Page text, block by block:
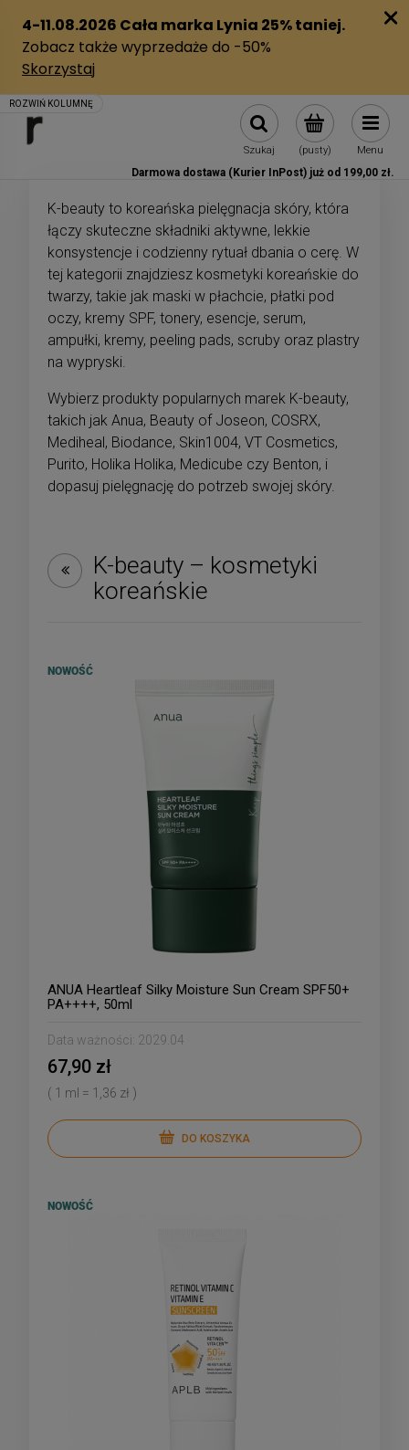
(pusty)
Szukaj Menu
Darmowa dostawa (Kurier InPost) już od 199,00 zł.
K-beauty to koreańska pielęgnacja skóry, która
łączy skuteczne składniki aktywne, lekkie
konsystencje i codzienny rytuał dbania o cerę. W
tej kategorii znajdziesz kosmetyki koreańskie do
twarzy, takie jak maski w płachcie, płatki pod
oczy, kremy SPF, tonery, esencje, serum,
ampułki, kremy, peeling pads, scruby oraz plastry
na wypryski.
Wybierz produkty popularnych marek K-beauty,
takich jak Anua, Beauty of Joseon, COSRX,
Mediheal, Biodance, Skin1004, VT Cosmetics,
Purito, Holika Holika, Medicube czy Benton, i
dopasuj pielęgnację do potrzeb swojej skóry.
K-beauty – kosmetyki
koreańskie
ANUA Heartleaf Silky Moisture Sun Cream SPF50+
PA++++, 50ml
Data ważności: 2029.04
67,90 zł
( 1 ml = 1,36 zł )
DO KOSZYKA
NOWOŚĆ
NOWOŚĆ